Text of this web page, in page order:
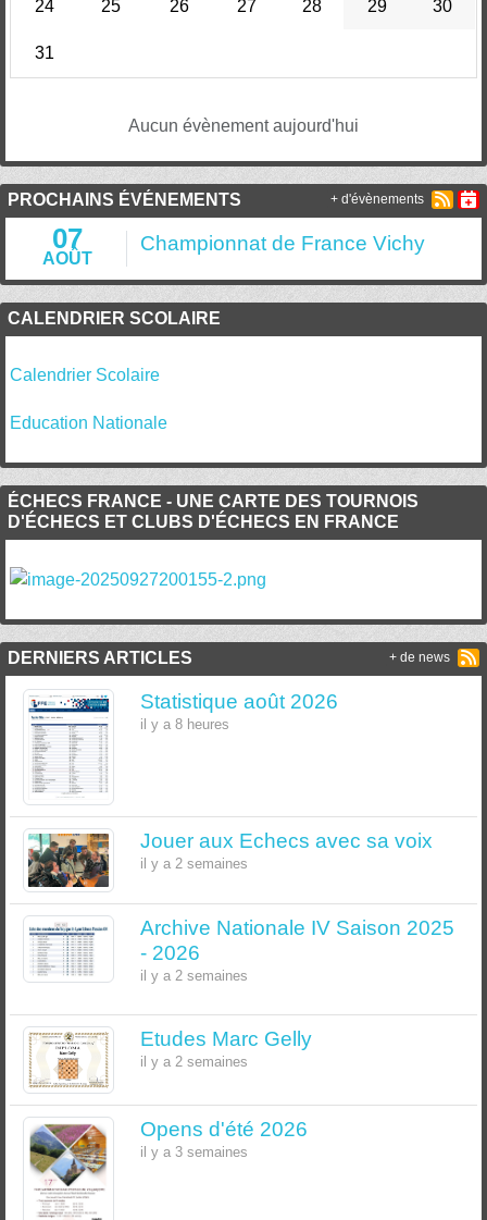
24 25 26 27 28 29 30
31
Aucun évènement aujourd'hui
PROCHAINS ÉVÉNEMENTS
07
AOÛT
Championnat de France Vichy
+ d'évènements
CALENDRIER SCOLAIRE
Calendrier Scolaire
Education Nationale
ÉCHECS FRANCE - UNE CARTE DES TOURNOIS
D'ÉCHECS ET CLUBS D'ÉCHECS EN FRANCE
DERNIERS ARTICLES
Statistique août 2026
il y a 8 heures
Jouer aux Echecs avec sa voix
il y a 2 semaines
Archive Nationale IV Saison 2025
- 2026
il y a 2 semaines
Etudes Marc Gelly
il y a 2 semaines
Opens d'été 2026
il y a 3 semaines
+ de news